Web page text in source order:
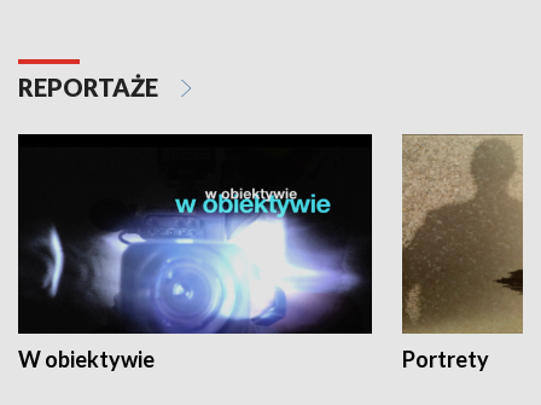
REPORTAŻE
W obiektywie Portrety